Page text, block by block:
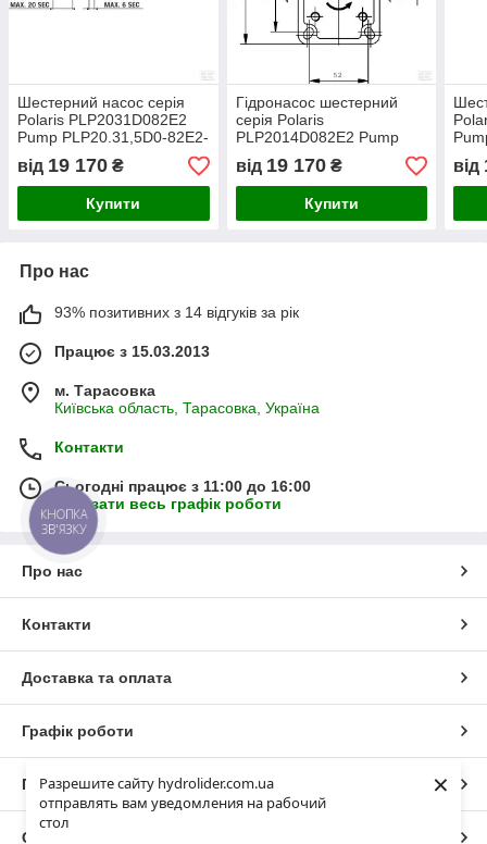
Разрешите сайту hydrolider.com.ua
отправлять вам уведомления на рабочий
стол
×
Шестерний насос серія
Polaris PLP2031D082E2
Pump PLP20.31,5D0-82E2-
від 19 170 ₴
Купити
Гідронасос шестерний
серія Polaris
PLP2014D082E2 Pump
PLP20.14D0-82E2-LEB/EA-
N CASAPPA
від 19 170₴
Купити
від
Про нас
93% позитивних з 14 відгуків за рік
Працює з 15.03.2013
м. Тарасовка
Київська область, Тарасовка, Україна
Контакти
Сьогодні працює з 11:00 до 16:00
Показати весь графік роботи
Про нас
Контакти
Доставка та оплата
Графік роботи
Повна версія сайту
Сайт створено на маркетплейсі
КНОПКА
ЗВ'ЯЗКУ